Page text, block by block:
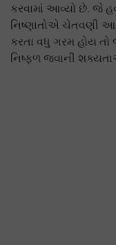
કરવામાં આવ્યો છે. જે
નિષ્ણાતોએ ચેતવણી
કરતા વધુ ગરમ હોય
નિષ્ફળ જવાની